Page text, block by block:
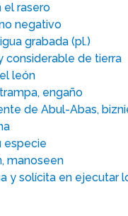
el rasero
negativo
grabada (pl.)
considerable de tierra
león
engaño
de Abul-Abas,
especie
manoseen
y solícita en ejecutar